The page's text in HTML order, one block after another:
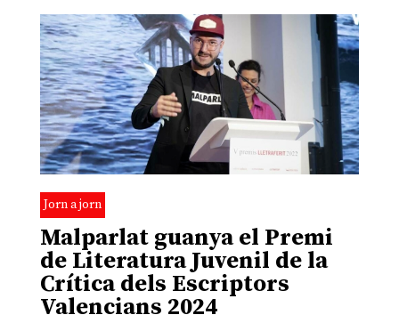
Jorn a jorn
Malparlat guanya el Premi
de Literatura Juvenil de la
Crítica dels Escriptors
Valencians 2024